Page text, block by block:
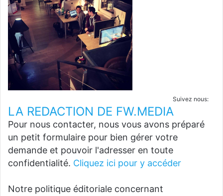
Suivez nous:
LA REDACTION DE FW.MEDIA
Pour nous contacter, nous vous avons préparé
un petit formulaire pour bien gérer votre
demande et pouvoir l'adresser en toute
confidentialité. Cliquez ici pour y accéder
Notre politique éditoriale concernant